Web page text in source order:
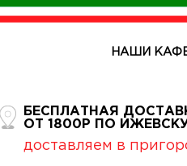
НАШИ
БЕСПЛАТНАЯ
ОТ 1800Р ПО
доставляем в